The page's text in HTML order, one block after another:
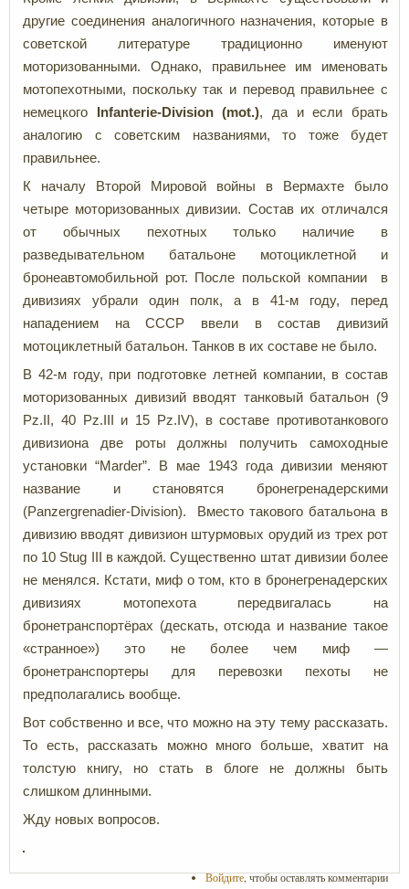
другие соединения аналогичного назначения, которые в
советской литературе традиционно именуют
моторизованными. Однако, правильнее им именовать
мотопехотными, поскольку так и перевод правильнее с
немецкого
Infanterie-Division (mot.), да и если брать
аналогию с советским названиями, то тоже будет
правильнее.
К началу Второй Мировой войны в Вермахте было
четыре моторизованных дивизии. Состав их отличался
от обычных пехотных только наличие в
разведывательном батальоне мотоциклетной и
бронеавтомобильной рот. После польской компании в
дивизиях убрали один полк, а в 41-м году, перед
нападением на СССР ввели в состав дивизий
мотоциклетный батальон. Танков в их составе не было.
В 42-м году, при подготовке летней компании, в состав
моторизованных дивизий вводят танковый батальон (9
Pz.II, 40 Pz.III и 15 Pz.IV), в составе противотанкового
дивизиона две роты должны получить самоходные
установки “Marder”. В мае 1943 года дивизии меняют
название и становятся бронегренадерскими
(Panzergrenadier-Division). Вместо такового батальона в
дивизию вводят дивизион штурмовых орудий из трех рот
по 10 Stug III в каждой. Существенно штат дивизии более
не менялся. Кстати, миф о том, кто в бронегренадерских
дивизиях мотопехота передвигалась на
бронетранспортёрах (дескать, отсюда и название такое
«странное») это не более чем миф —
бронетранспортеры для перевозки пехоты не
предполагались вообще.
Вот собственно и все, что можно на эту тему рассказать.
То есть, рассказать можно много больше, хватит на
толстую книгу, но стать в блоге не должны быть
слишком длинными.
Жду новых вопросов.
Войдите, чтобы оставлять комментарии